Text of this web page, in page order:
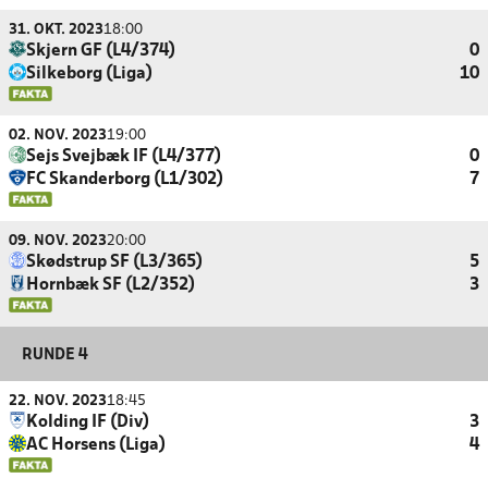
31. OKT. 202318:00
Skjern GF (L4/374)
0
Silkeborg (Liga)
10
02. NOV. 202319:00
Sejs Svejbæk IF (L4/377)
0
FC Skanderborg (L1/302)
7
09. NOV. 202320:00
Skødstrup SF (L3/365)
5
Hornbæk SF (L2/352)
3
RUNDE 4
22. NOV. 202318:45
Kolding IF (Div)
3
AC Horsens (Liga)
4